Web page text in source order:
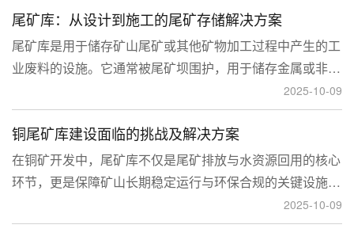
尾矿库：从设计到施工的尾矿存储解决方案
尾矿库是用于储存矿山尾矿或其他矿物加工过程中产生的工
业废料的设施。它通常被尾矿坝围护，用于储存金属或非金
属矿山的尾矿。尾矿库通常包括尾矿处理系统、排水系统和
回水系统。根据地形，尾矿库可分为山谷型、山坡型、平地
型和河流拦截型。
2025-10-09
铜尾矿库建设面临的挑战及解决方案
在铜矿开发中，尾矿库不仅是尾矿排放与水资源回用的核心
环节，更是保障矿山长期稳定运行与环保合规的关键设施。
然而，铜矿尾矿本身具有粒度细、水量大、化学活性强等特
性，使尾矿库在坝体稳定、防渗处理与排洪系统设计方面面
2025-10-09